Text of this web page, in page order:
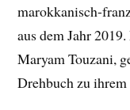
marokkanisch-
aus dem Jahr
Maryam Touzani,
Drehbuch zu